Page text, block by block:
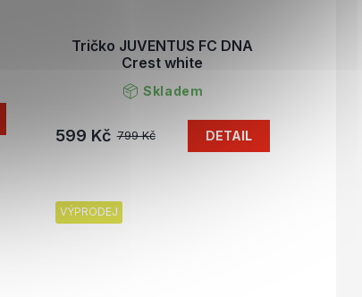
Tričko JUVENTUS FC DNA
Crest white
Skladem
799 Kč
599 Kč DETAIL
VÝPRODEJ